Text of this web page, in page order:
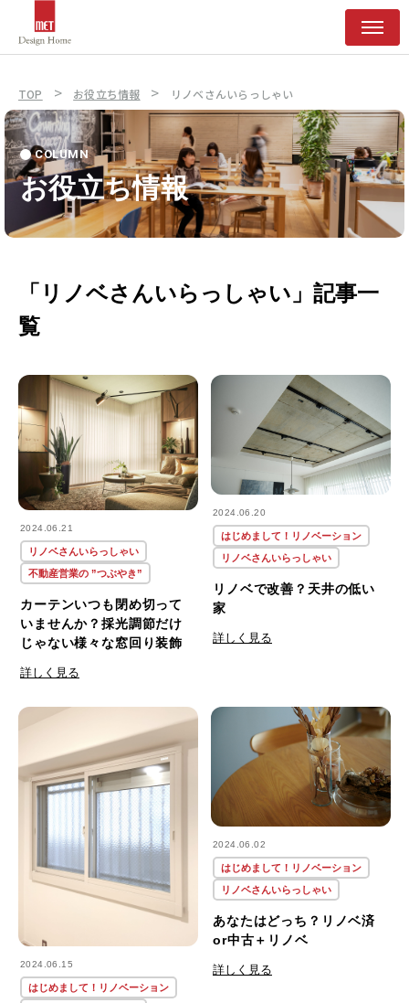
TOP > お役立ち情報 > リノベさんいらっしゃい
COLUMN
お役立ち情報
「リノベさんいらっしゃい」記事一
覧
2024.06.21
リノベさんいらっしゃい
不動産営業の ”つぶやき”
カーテンいつも閉め切って
いませんか？採光調節だけ
じゃない様々な窓回り装飾
詳しく見る
2024.06.20
はじめまして！リノベーション
リノベさんいらっしゃい
リノベで改善？天井の低い
家
詳しく見る
2024.06.15
はじめまして！リノベーション
2024.06.02
はじめまして！リノベーション
リノベさんいらっしゃい
あなたはどっち？リノベ済
or中古＋リノベ
詳しく見る